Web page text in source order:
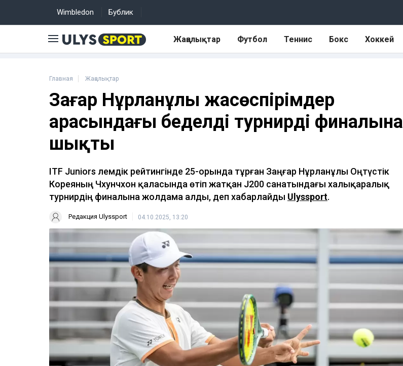
Wimbledon Бублик
Жаңалықтар Футбол Теннис Бокс Хоккей
Главная Жаңалықтар
Заңғар Нұрланұлы жасөспірімдер
арасындағы беделді турнирдің финалына
шықты
ITF Juniors әлемдік рейтингінде 25-орында тұрған Заңғар Нұрланұлы Оңтүстік
Кореяның Чхунчхон қаласында өтіп жатқан J200 санатындағы халықаралық
турнирдің финалына жолдама алды, деп хабарлайды Ulyssport.
Редакция Ulyssport 04.10.2025, 13:20